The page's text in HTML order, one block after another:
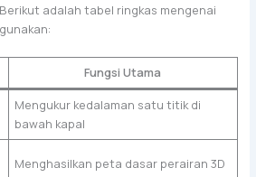
adalah tabel ringkas mengenai
Fungsi Utama
Mengukur kedalaman satu titik di
bawah kapal
Menghasilkan peta dasar perairan 3D